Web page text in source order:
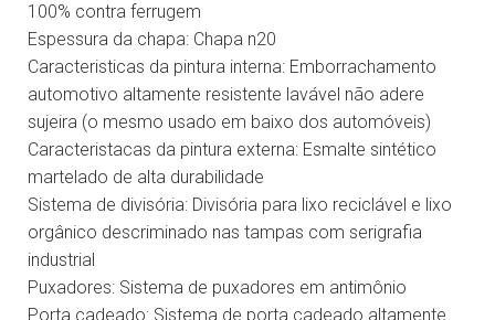
100% contra ferrugem
Espessura da chapa: Chapa n20
Caracteristicas da pintura interna: Emborrachamento
automotivo altamente resistente lavável não adere
sujeira (o mesmo usado em baixo dos automóveis)
Caracteristacas da pintura externa: Esmalte sintético
martelado de alta durabilidade
Sistema de divisória: Divisória para lixo reciclável e lixo
orgânico descriminado nas tampas com serigrafia
industrial
Puxadores: Sistema de puxadores em antimônio
Porta cadeado: Sistema de porta cadeado altamente